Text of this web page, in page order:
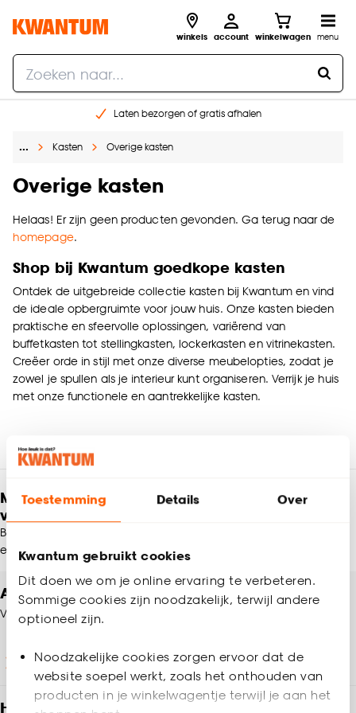
Toestemming Details Over
Kwantum gebruikt cookies
Dit doen we om je online ervaring te verbeteren.
Sommige cookies zijn noodzakelijk, terwijl andere
optioneel zijn.
Noodzakelijke cookies zorgen ervoor dat de
website soepel werkt, zoals het onthouden van
producten in je winkelwagentje terwijl je aan het
winkels account winkelwagen menu
Laten bezorgen of gratis afhalen
Gratis raam advies en opmeten aan huis
… Kasten Overige kasten
Overige kasten
Helaas! Er zijn geen producten gevonden. Ga terug naar de
homepage.
Shop bij Kwantum goedkope kasten
Ontdek de uitgebreide collectie kasten bij Kwantum en vind
de ideale opbergruimte voor jouw huis. Onze kasten bieden
praktische en sfeervolle oplossingen, variërend van
buffetkasten tot stellingkasten, lockerkasten en vitrinekasten.
Creëer orde in stijl met onze diverse meubelopties, zodat je
zowel je spullen als je interieur kunt organiseren. Verrijk je huis
met onze functionele en aantrekkelijke kasten.
Meld je aan en ontvang € 5,- korting op je
volgende bestelling
Blijf per e-mail op de hoogte van leuke aanbiedingen, inspiratie
en meer!
Altijd een winkel in de buurt
Vind jouw Kwantum winkel
Winkels en openingstijden
Heb je vragen?